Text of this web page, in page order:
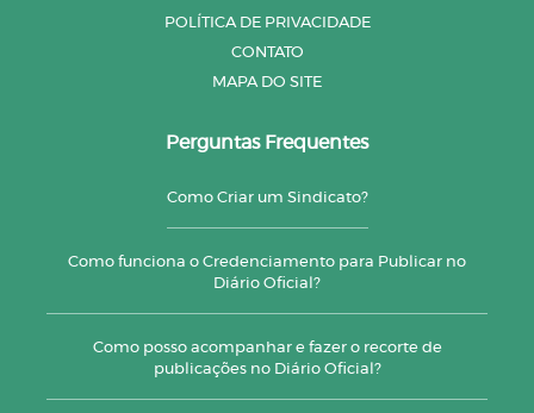
POLÍTICA DE PRIVACIDADE
CONTATO
MAPA DO SITE
Perguntas Frequentes
Como Criar um Sindicato?
Como funciona o Credenciamento para Publicar no
Diário Oficial?
Como posso acompanhar e fazer o recorte de
publicações no Diário Oficial?